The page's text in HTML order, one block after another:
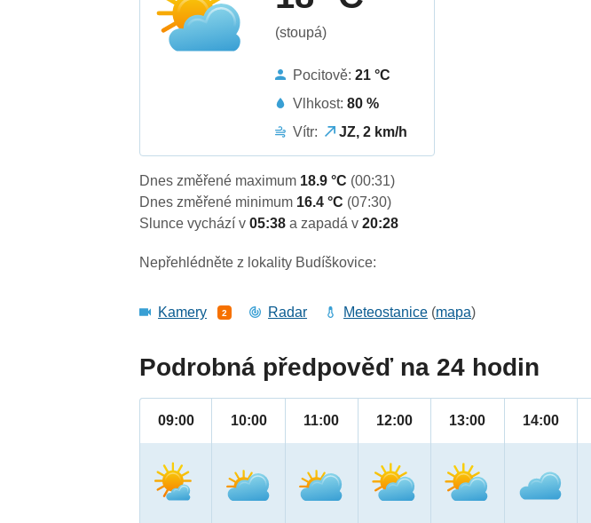
(stoupá)
Pocitově:21 °C
Vlhkost:80 %
Vítr:
JZ, 2 km/h
Dnes změřené maximum 18.9 °C (00:31)
Dnes změřené minimum 16.4 °C (07:30)
Slunce vychází v05:38a zapadá v20:28
Nepřehlédněte z lokality Budíškovice:
Kamery 2 Radar Meteostanice (mapa)
Podrobná předpověď na 24 hodin
09:00 10:00 11:00 12:00 13:00 14:00